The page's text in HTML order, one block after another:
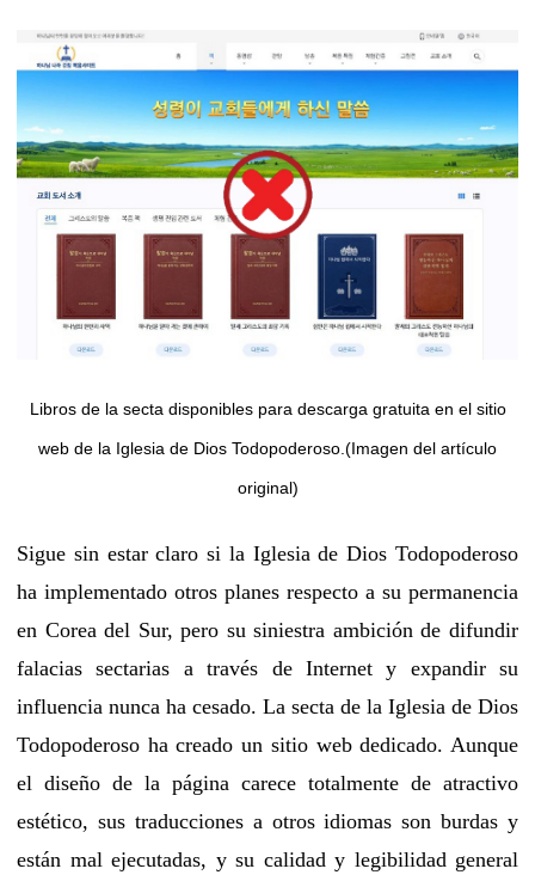
Libros de la secta disponibles para descarga gratuita en el sitio
web de la Iglesia de Dios Todopoderoso.(Imagen del artículo
original)
Sigue sin estar claro si la Iglesia de Dios Todopoderoso
ha implementado otros planes respecto a su permanencia
en Corea del Sur, pero su siniestra ambición de difundir
falacias sectarias a través de Internet y expandir su
influencia nunca ha cesado. La secta de la Iglesia de Dios
Todopoderoso ha creado un sitio web dedicado. Aunque
el diseño de la página carece totalmente de atractivo
estético, sus traducciones a otros idiomas son burdas y
están mal ejecutadas, y su calidad y legibilidad general